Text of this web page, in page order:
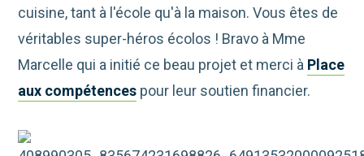
cuisine, tant à l'école qu'à la maison. Vous êtes de
véritables super-héros écolos ! Bravo à Mme
Marcelle qui a initié ce beau projet et merci à Place
aux compétences pour leur soutien financier.